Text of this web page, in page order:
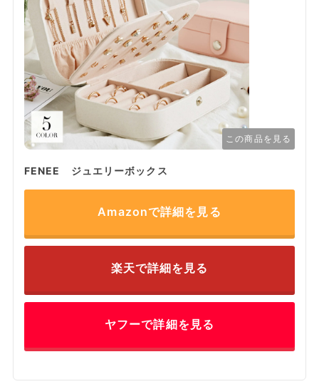
この商品を見る
FENEE ジュエリーボックス
Amazonで詳細を見る
楽天で詳細を見る
ヤフーで詳細を見る